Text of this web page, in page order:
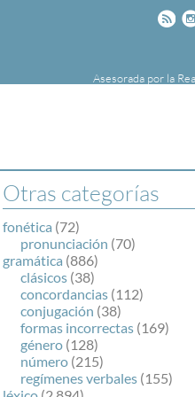
Rss
Asesorada por la
la Agencia Efe y la Real
cuyo objetivo es colaborar
español en los medios de
Internet.
Otras categorías
fonética (72)
pronunciación (70)
gramática (886)
clásicos (38)
concordancias (112)
conjugación (38)
formas incorrectas (169)
género (128)
número (215)
regímenes verbales (155)